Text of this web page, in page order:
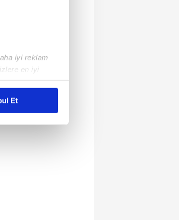
iyi reklam
en iyi
Bu
için Ayarlar
Et